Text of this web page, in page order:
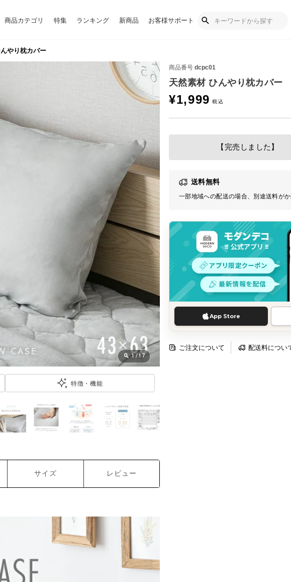
商品カテゴリ 特集 ランキング 新商品 お客様サポート
やり枕カバー
商品番号 dcpc01
天然素材 ひんやり枕カバー
¥1,999
【完売しました】
送料無料
一部地域への配送の場合、別途送料がか
App Store
ご注文について 配送料につい
1 /17
特徴・機能
サイズ レビュー